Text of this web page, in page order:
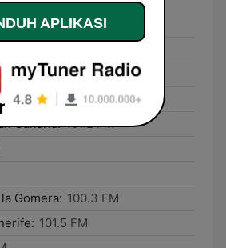
Canaria: 101.2 FM
Gomera: 100.3 FM
101.5 FM
APLIKASI